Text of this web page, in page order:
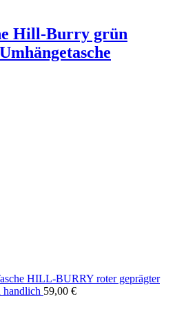
Hill-Burry grün
HILL-BURRY roter geprägter
handlich 59,00 €